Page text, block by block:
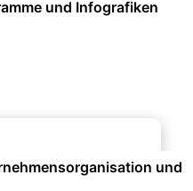
und Infografiken
und